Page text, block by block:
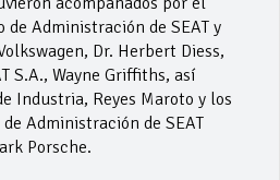
de Administración de SEAT y
Dr. Herbert Diess,
S.A., Wayne Griffiths, así
Industria, Reyes Maroto y los
Administración de SEAT
Porsche.